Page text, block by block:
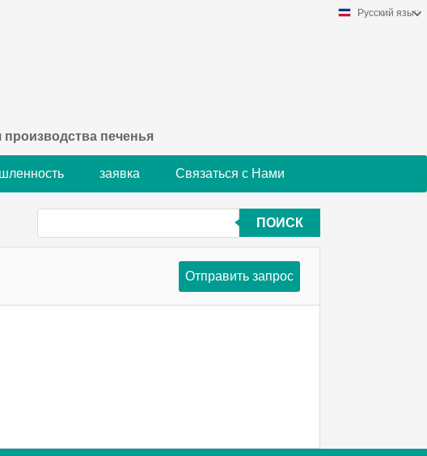
печенья
Русский язык
заявка Связаться с Нами
ПОИСК
Отправить запрос